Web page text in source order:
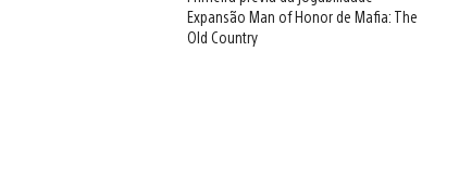
Expansão Man of Honor de Mafia: The
Old Country